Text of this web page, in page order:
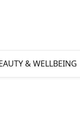
& WELLBEING